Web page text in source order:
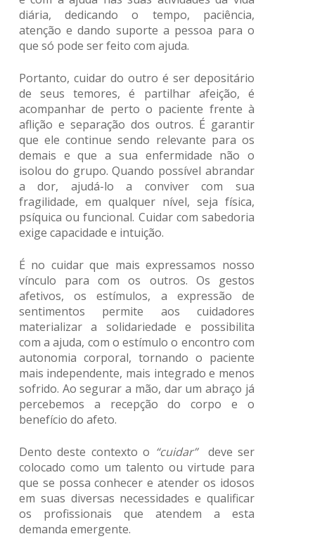
diária, dedicando o tempo, paciência,
atenção e dando suporte a pessoa para o
que só pode ser feito com ajuda.
Portanto, cuidar do outro é ser depositário
de seus temores, é partilhar afeição, é
acompanhar de perto o paciente frente à
aflição e separação dos outros. É garantir
que ele continue sendo relevante para os
demais e que a sua enfermidade não o
isolou do grupo. Quando possível abrandar
a dor, ajudá-lo a conviver com sua
fragilidade, em qualquer nível, seja física,
psíquica ou funcional. Cuidar com sabedoria
exige capacidade e intuição.
É no cuidar que mais expressamos nosso
vínculo para com os outros. Os gestos
afetivos, os estímulos, a expressão de
sentimentos permite aos cuidadores
materializar a solidariedade e possibilita
com a ajuda, com o estímulo o encontro com
autonomia corporal, tornando o paciente
mais independente, mais integrado e menos
sofrido. Ao segurar a mão, dar um abraço já
percebemos a recepção do corpo e o
benefício do afeto.
Dento deste contexto o “cuidar”deve ser
colocado como um talento ou virtude para
que se possa conhecer e atender os idosos
em suas diversas necessidades e qualificar
os profissionais que atendem a esta
demanda emergente.